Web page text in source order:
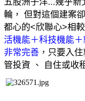
輪， 但對這個建案
都心的<欣聯心>相
活機能＋科技機能
非常完善 ， 只要入
管投資 、 自住或收